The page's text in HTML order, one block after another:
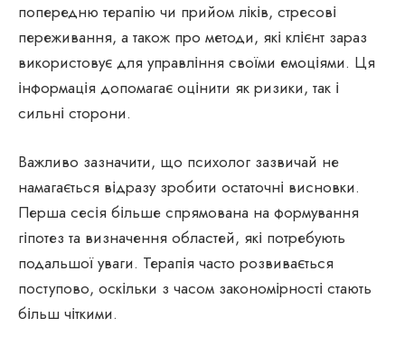
попередню терапію чи прийом ліків, стресові
переживання, а також про методи, які клієнт зараз
використовує для управління своїми емоціями. Ця
інформація допомагає оцінити як ризики, так і
сильні сторони.
Важливо зазначити, що психолог зазвичай не
намагається відразу зробити остаточні висновки.
Перша сесія більше спрямована на формування
гіпотез та визначення областей, які потребують
подальшої уваги. Терапія часто розвивається
поступово, оскільки з часом закономірності стають
більш чіткими.